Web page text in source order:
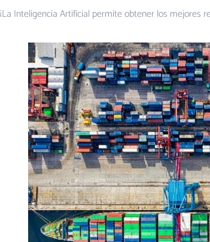
¡La Inteligencia Artificial permite obtener los mejores